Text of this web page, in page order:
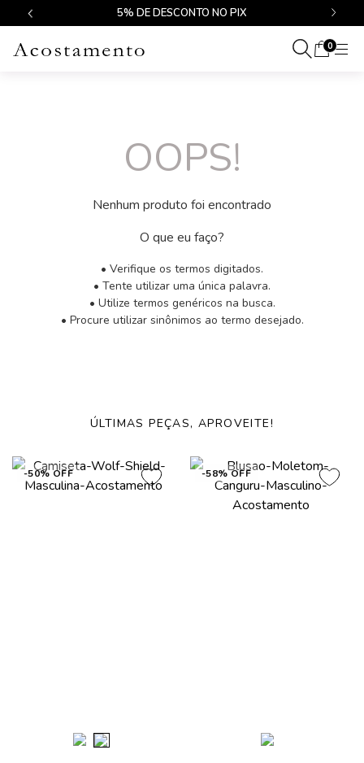
5% DE DESCONTO NO PIX
0
OOPS!
Nenhum produto foi encontrado
O que eu faço?
• Verifique os termos digitados.
• Tente utilizar uma única palavra.
• Utilize termos genéricos na busca.
• Procure utilizar sinônimos ao termo desejado.
ÚLTIMAS PEÇAS, APROVEITE!
-50% OFF -58% OFF